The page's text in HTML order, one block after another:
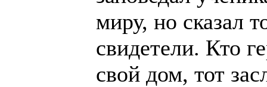
миру, но сказал
свидетели. Кто
свой дом, тот